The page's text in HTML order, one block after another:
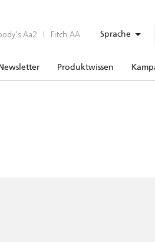
Aa2 | Fitch AA Sprache
Produktwissen